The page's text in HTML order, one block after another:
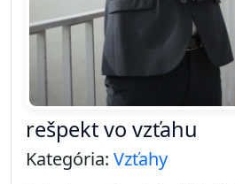
rešpekt vo vzťahu
Kategória: Vzťahy